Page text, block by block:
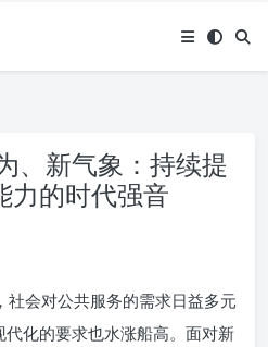
、新气象：持续提
力的时代强音
社会对公共服务的需求日益多元
化的要求也水涨船高。面对新